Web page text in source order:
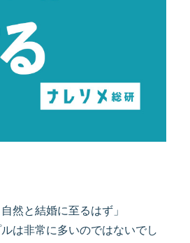
然と結婚に至るはず」
は非常に多いのではないでし